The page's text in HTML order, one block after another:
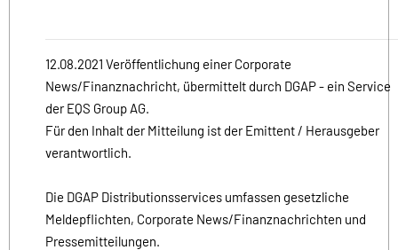
12.08.2021 Veröffentlichung einer Corporate
News/Finanznachricht, übermittelt durch DGAP - ein Service
der EQS Group AG.
Für den Inhalt der Mitteilung ist der Emittent / Herausgeber
verantwortlich.
Die DGAP Distributionsservices umfassen gesetzliche
Meldepflichten, Corporate News/Finanznachrichten und
Pressemitteilungen.